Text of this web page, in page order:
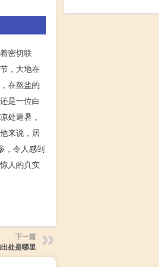
密切联
，大地在
在熬盐的
是一位白
处避暑，
来说，居
，令人感到
人的真实
下一篇
处是哪里